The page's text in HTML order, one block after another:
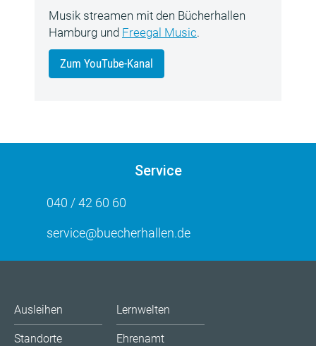
Musik streamen mit den Bücherhallen
Hamburg und Freegal Music.
Zum YouTube-Kanal
Service
040 / 42 60 60
service@buecherhallen.de
Ausleihen
Standorte
Lernwelten
Ehrenamt